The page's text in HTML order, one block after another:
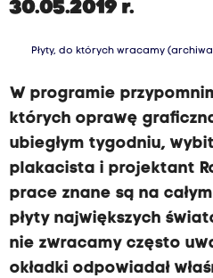
30.05.2019 r.
Płyty, do których wracamy
W programie
których oprawę
ubiegłym tygodniu,
plakacista i projektant
prace znane są na
płyty największych
nie zwracamy często
okładki odpowiadał